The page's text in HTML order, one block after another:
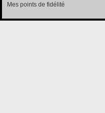
Mes points de fidélité